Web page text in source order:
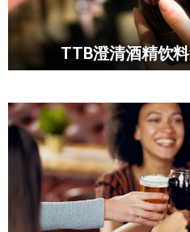
TTB澄清酒精饮